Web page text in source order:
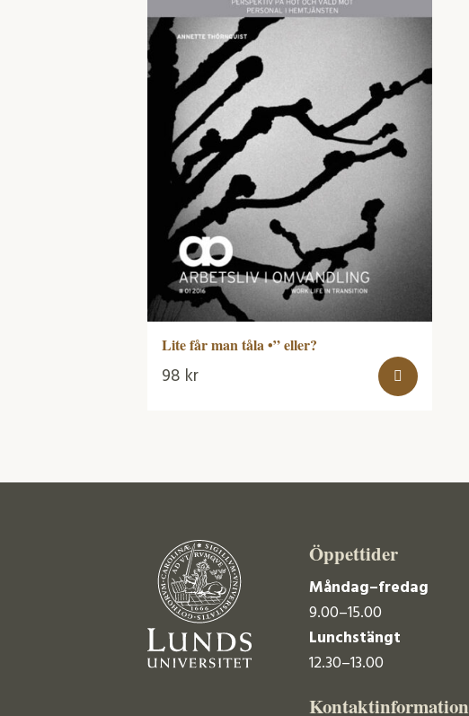
Lite får man tåla •” eller?
98 kr
Öppettider
Måndag–fredag
9.00–15.00
Lunchstängt
12.30–13.00
Kontaktinformation